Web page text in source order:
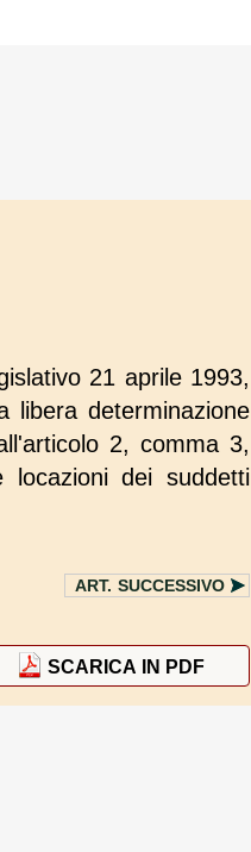
21 aprile 1993,
libera determinazione
2, comma 3,
dei suddetti
ART. SUCCESSIVO
SCARICA IN PDF